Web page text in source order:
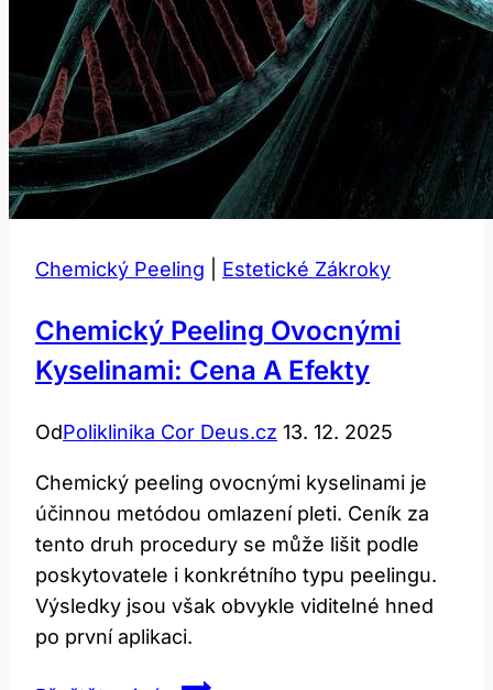
Chemický Peeling Estetické Zákroky
Chemický Peeling Ovocnými
Kyselinami: Cena A Efekty
OdPoliklinika Cor Deus.cz 13. 12. 2025
Chemický peeling ovocnými kyselinami je
účinnou metódou omlazení pleti. Ceník za
tento druh procedury se může lišit podle
poskytovatele i konkrétního typu peelingu.
Výsledky jsou však obvykle viditelné hned
po první aplikaci.